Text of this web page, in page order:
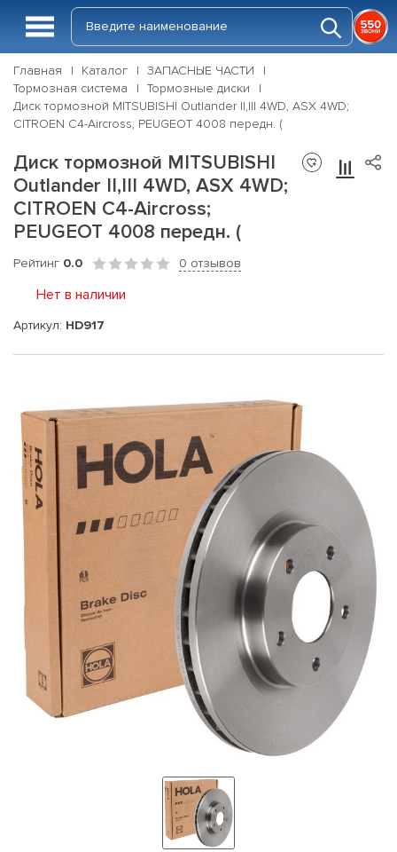
Главная Каталог
ЗАПАСНЫЕ ЧАСТИ
Тормозная система
Тормозные диски
Диск тормозной MITSUBISHI Outlander II,III 4WD, ASX 4WD;
CITROEN C4-Aircross; PEUGEOT 4008 передн. (
Диск тормозной MITSUBISHI
Outlander II,III 4WD, ASX 4WD;
CITROEN C4-Aircross;
PEUGEOT 4008 передн. (
Рейтинг 0.0 0 отзывов
Нет в наличии
Артикул: HD917